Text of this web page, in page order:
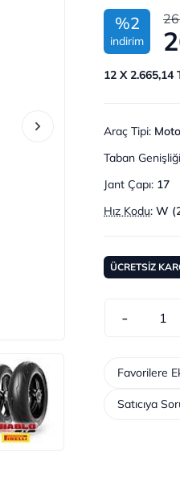
%2
indirim
12 X 2.665,14
Araç Tipi:
Taban Genişliği
Jant Çapı: 17
Hız Kodu: W
ÜCRETSİZ
-
Favorilere
Satıcıya